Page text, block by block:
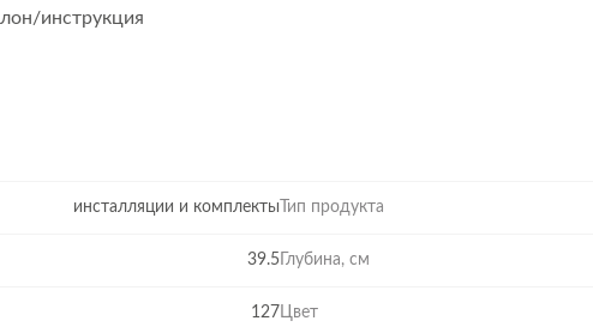
инструкция
инсталляции и комплекты Тип продукта
39.5 Глубина, см
127 Цвет